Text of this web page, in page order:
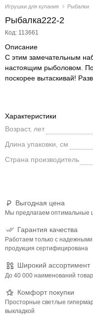
Игрушки для купания Рыбалки
Рыбалка222-2
Код: 113661
Описание
С этим замечательным
настоящим рыболовом.
поскорее вытаскивай!
мелкую моторику,
1 осьминог, 1 лягушка, 2
Выгодная цена
Мы предлагаем оптимальные
Гарантия качества
Работаем только с
продукция сертифицирована
Широкий ассортимент
До 40 000 наименований
Комфорт покупки
Просторные светлые
выкладкой
Характеристики
Возраст, лет
Длина упаковки, см
Страна производитель